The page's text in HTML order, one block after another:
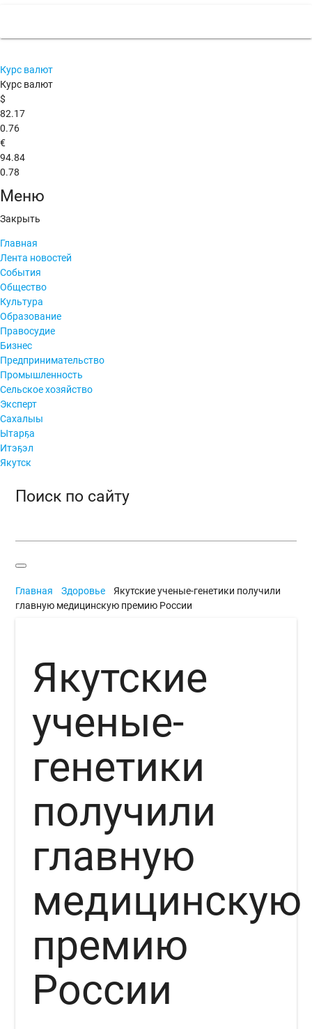
Курс валют
Курс валют
$
82.17
0.76
€
94.84
0.78
Меню
Закрыть
Главная
Лента новостей
События
Общество
Культура
Образование
Правосудие
Бизнес
Предпринимательство
Промышленность
Сельское хозяйство
Эксперт
Сахалыы
Ытарҕа
Итэҕэл
Якутск
Поиск по сайту
Главная Здоровье
Якутские ученые-генетики получили
главную медицинскую премию России
Якутские
ученые-
генетики
получили
главную
медицинскую
премию
России